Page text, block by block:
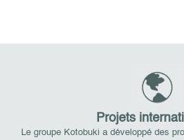
Projets
Le groupe Kotobuki a développé des